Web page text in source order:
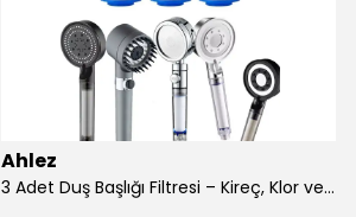
Ahlez
3 Adet Duş Başlığı Filtresi – Kireç, Klor ve Pas Önleyici Yedek Filtre Seti